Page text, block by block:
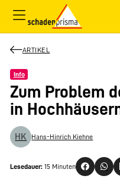
ARTIKEL
Info
Zum Problem
in
HK Hans-Hinrich Kiehne
Lesedauer: 15 Minuten